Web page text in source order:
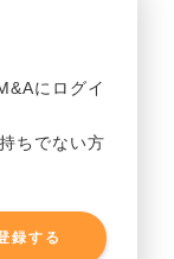
にログイ
ちでない方
録する